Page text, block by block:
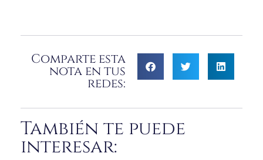
Comparte esta
nota en tus
redes:
También te puede
interesar: